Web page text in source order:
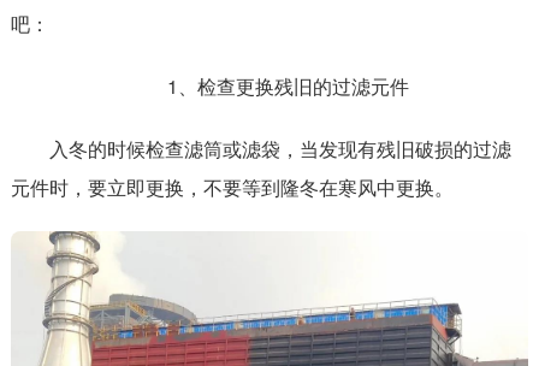
吧：
1、检查更换残旧的过滤元件
入冬的时候检查滤筒或滤袋，当发现有残旧破损的过滤
元件时，要立即更换，不要等到隆冬在寒风中更换。